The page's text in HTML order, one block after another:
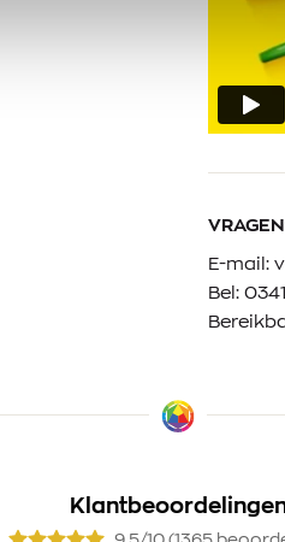
E-mail:
Bel: